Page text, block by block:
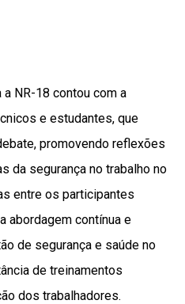
NR-18 contou com a
e estudantes, que
promovendo reflexões
da segurança no trabalho no
entre os participantes
abordagem contínua e
de segurança e saúde no
de treinamentos
dos trabalhadores.